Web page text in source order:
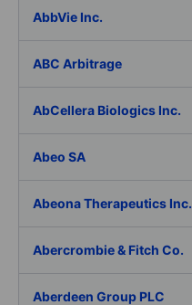
AbbVie Inc.
ABC Arbitrage
AbCellera Biologics Inc.
Abeo SA
Abeona Therapeutics Inc.
Abercrombie & Fitch Co.
Aberdeen Group PLC